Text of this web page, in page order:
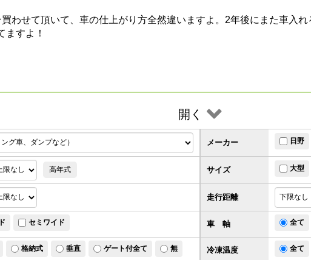
わせて頂いて、車の仕上がり方全然違いますよ。2年後にまた車入
ますよ！
開く
サイズ 大型
メーカー 日野
高年式
走行距離
セミワイド 車 軸 全て
格納式 垂直 ゲート付全て 無 冷凍温度 全て